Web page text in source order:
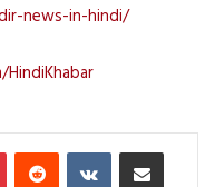
news-in-hindi/
PinterestReddit VKontakteShare via Email